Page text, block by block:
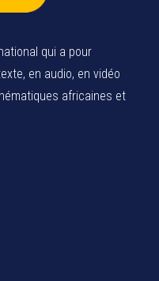
qui a pour
en audio, en vidéo
africaines et